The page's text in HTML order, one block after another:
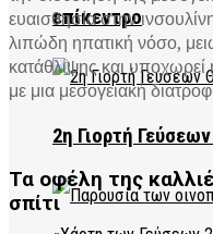
επίκεντρο
2η Γιορτή
ευαισθησία στην
λιπώδη ηπατική νόσο,
κατάθλιψης και
με μια μεσογειακή
Τα οφέλη της
σπίτι